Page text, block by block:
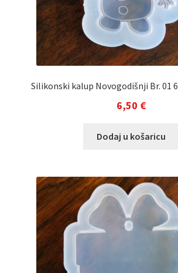
Silikonski kalup Novogodišnji Br. 01
6,50 €
Dodaj u košaricu